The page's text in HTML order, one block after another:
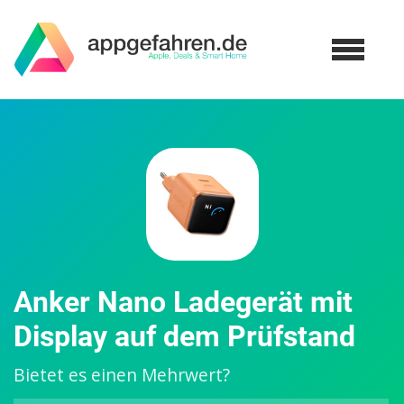
Anker Nano Ladegerät mit
Display auf dem Prüfstand
Bietet es einen Mehrwert?